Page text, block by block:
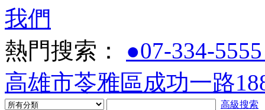
我們
熱門搜索： ●07-334-
高雄市苓雅區成功一路
高級搜索